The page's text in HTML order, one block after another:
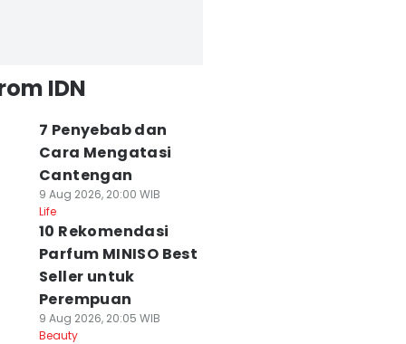
IDN
7 Penyebab dan
Cara Mengatasi
Cantengan
9 Aug 2026, 20:00 WIB
Life
10 Rekomendasi
Parfum MINISO Best
Seller untuk
Perempuan
9 Aug 2026, 20:05 WIB
Beauty